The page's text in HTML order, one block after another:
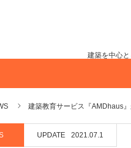
建築を中心
建築教育サービス『AMDhaus
UPDATE 2021.07.1